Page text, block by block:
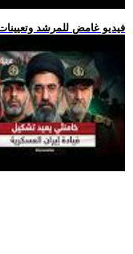
.. فيديو غامض للمرشد